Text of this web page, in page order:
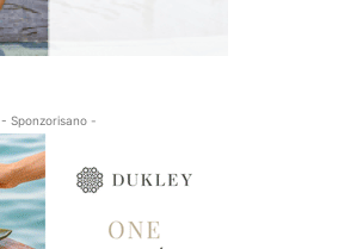
- Sponzorisano -